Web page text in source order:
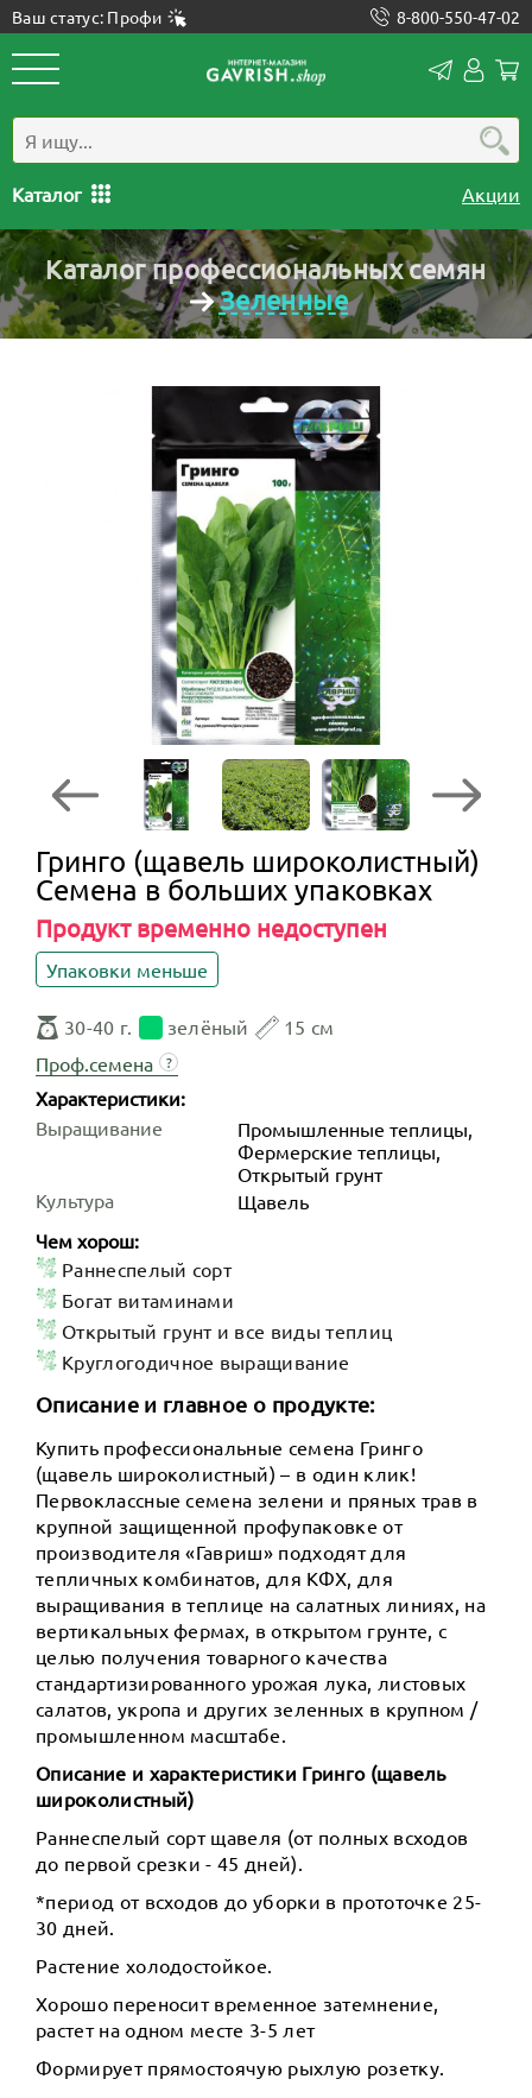
Ваш статус: Профи 8-800-550-47-02
Каталог Акции
Каталог профессиональных семян
Зеленные
Гринго (щавель широколистный)
Семена в больших упаковках
Продукт временно недоступен
Упаковки меньше
30-40 г. зелёный
15 см
Проф.семена
?
Характеристики:
Выращивание
Промышленные теплицы,
Фермерские теплицы,
Открытый грунт
Культура
Щавель
Чем хорош:
Раннеспелый сорт
Богат витаминами
Открытый грунт и все виды теплиц
Круглогодичное выращивание
Описание и главное о продукте:
Купить профессиональные семена Гринго
(щавель широколистный) – в один клик!
Первоклассные семена зелени и пряных трав в
крупной защищенной профупаковке от
производителя «Гавриш» подходят для
тепличных комбинатов, для КФХ, для
выращивания в теплице на салатных линиях, на
вертикальных фермах, в открытом грунте, с
целью получения товарного качества
стандартизированного урожая лука, листовых
салатов, укропа и других зеленных в крупном /
промышленном масштабе.
Описание и характеристики Гринго (щавель
широколистный)
Раннеспелый сорт щавеля (от полных всходов
до первой срезки - 45 дней).
*период от всходов до уборки в прототочке 25-
30 дней.
Растение холодостойкое.
Хорошо переносит временное затемнение,
растет на одном месте 3-5 лет
Формирует прямостоячую рыхлую розетку.